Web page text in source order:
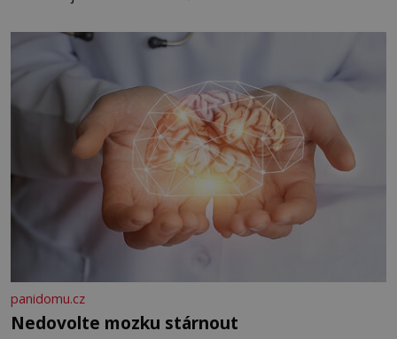
panidomu.cz
Nedovolte mozku stárnout